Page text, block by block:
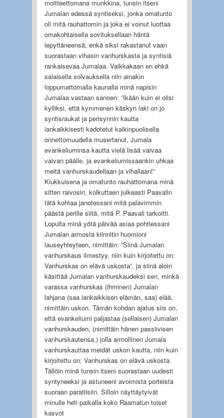
moitteettomana munkkina, tunsin itseni
Jumalan edessä syntiseksi, jonka omatunto
oli mitä rauhattomin ja joka ei voinut luottaa
omakohtaisella sovituksellaan häntä
lepyttäneensä, enkä siksi rakastanut vaan
suorastaan vihasin vanhurskasta ja syntisiä
rankaisevaa Jumalaa. Vaikkakaan en ehkä
salaisella solvauksella niin ainakin
loppumattomalla kaunalla minä napisin
Jumalaa vastaan sanoen: ”Ikään kuin ei olisi
kylliksi, että kymmenen käskyn laki on jo
syntisraukat ja perisynnin kautta
iankaikkisesti kadotetut kaikinpuolisella
onnettomuudella musertanut, Jumala
evankeliuminsa kautta vielä lisää vaivaa
vaivan päälle, ja evankeliumissaankin uhkaa
meitä vanhurskaudellaan ja vihallaan!”
Kiukkuisena ja omatunto rauhattomana minä
sitten raivosin, kolkuttaen julkeasti Paavalin
tätä kohtaa janotessani mitä palavimmin
päästä perille siitä, mitä P. Paavali tarkoitti.
Lopulta minä yötä päivää asiaa pohtiessani
Jumalan armosta kiinnitin huomioni
lauseyhteyteen, nimittäin: ”Siinä Jumalan
vanhurskaus ilmestyy, niin kuin kirjoitettu on:
Vanhurskas on elävä uskosta”, ja siinä aloin
käsittää Jumalan vanhurskaudeksi sen, minkä
varassa vanhurskas (ihminen) Jumalan
lahjana (saa iankaikkisen elämän, saa) elää,
nimittäin uskon. Tämän kohdan ajatus siis on,
että evankeliumi paljastaa (sellaisen) Jumalan
vanhurskauden, (nimittäin hänen passiivisen
vanhurskautensa,) jolla armollinen Jumala
vanhurskauttaa meidät uskon kautta, niin kuin
kirjoitettu on: Vanhurskas on elävä uskosta.
Tällöin minä tunsin itseni suorastaan uudesti
syntyneeksi ja astuneeni avoimista porteista
suoraan paratiisiin. Silloin näyttäytyivät
minulle heti paikalla koko Raamatun toiset
kasvot